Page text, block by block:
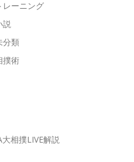
レーニング
説
分類
撲術
大相撲LIVE解説